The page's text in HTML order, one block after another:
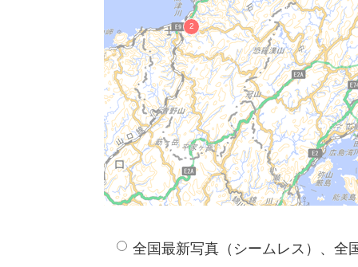
全国最新写真（シームレス）、全